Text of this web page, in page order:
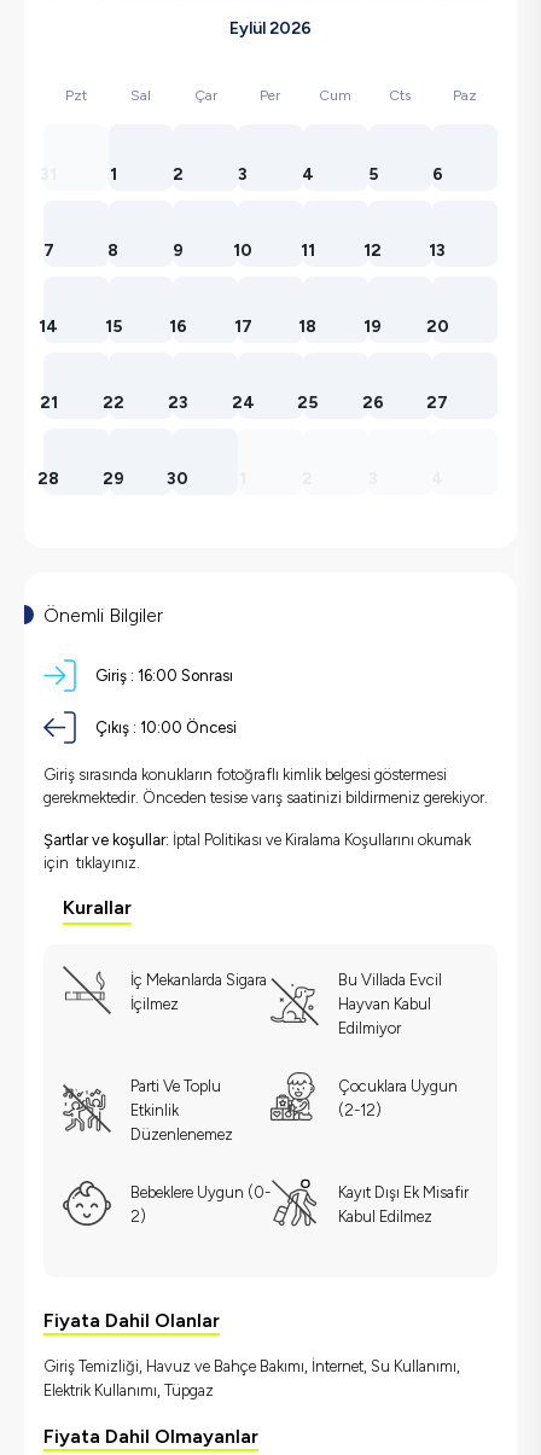
Eylül 2026
Pzt Sal Çar Per Cum Cts Paz
1 2 3 4 5 6
7 8 9 10 11 12 13
14 15 16 17 18 19 20
21 22 23 24 25 26 27
28 29 30
Önemli Bilgiler
Giriş : 16:00 Sonrası
Çıkış : 10:00 Öncesi
Giriş sırasında konukların fotoğraflı kimlik belgesi göstermesi
gerekmektedir. Önceden tesise varış saatinizi bildirmeniz gerekiyor.
Şartlar ve koşullar: İptal Politikası ve Kiralama Koşullarını okumak
için tıklayınız.
Kurallar
İç Mekanlarda Sigara
İçilmez
Bu Villada Evcil
Hayvan Kabul
Edilmiyor
Parti Ve Toplu
Etkinlik
Düzenlenemez
Çocuklara Uygun
(2-12)
Bebeklere Uygun (0-
2)
Kayıt Dışı Ek Misafir
Kabul Edilmez
Fiyata Dahil Olanlar
Giriş Temizliği, Havuz ve Bahçe Bakımı, İnternet, Su Kullanımı,
Elektrik Kullanımı, Tüpgaz
Fiyata Dahil Olmayanlar